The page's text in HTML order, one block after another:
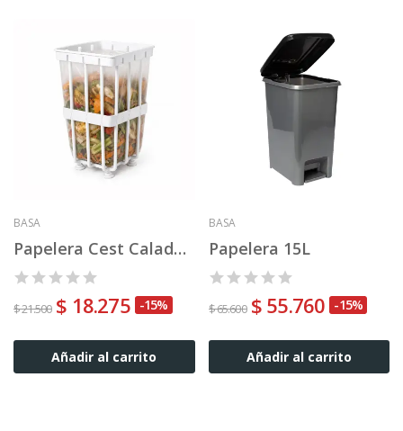
BASA
Papelera Cest Calada 3 L
$ 21.500 $ 18.275 -15%
Añadir al carrito
BASA
Papelera 15L
$ 65.600 $ 55.760 -15%
Añadir al carrito